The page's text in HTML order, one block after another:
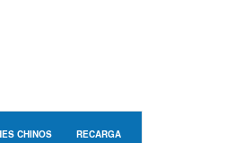
CHINOS RECARGA